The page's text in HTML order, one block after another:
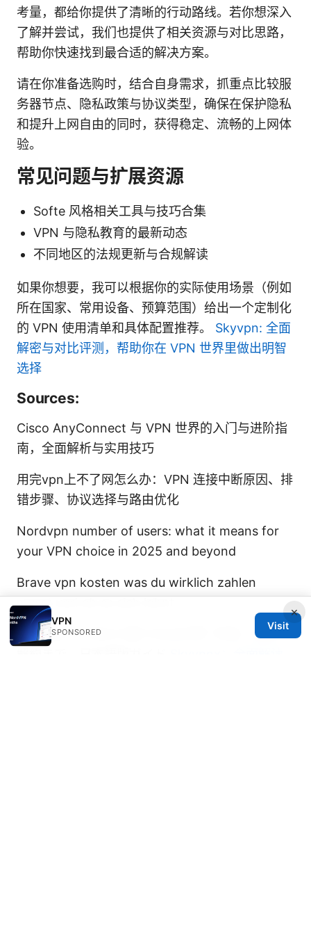
考量，都给你提供了清晰的行动路线。若你想深入
了解并尝试，我们也提供了相关资源与对比思路，
帮助你快速找到最合适的解决方案。
请在你准备选购时，结合自身需求，抓重点比较服
务器节点、隐私政策与协议类型，确保在保护隐私
和提升上网自由的同时，获得稳定、流畅的上网体
验。
常见问题与扩展资源
Softe 风格相关工具与技巧合集
VPN 与隐私教育的最新动态
不同地区的法规更新与合规解读
如果你想要，我可以根据你的实际使用场景（例如
所在国家、常用设备、预算范围）给出一个定制化
的 VPN 使用清单和具体配置推荐。 Skyvpn: 全面
解密与对比评测，帮助你在 VPN 世界里做出明智
选择
Sources:
Cisco AnyConnect 与 VPN 世界的入门与进阶指
南，全面解析与实用技巧
用完vpn上不了网怎么办：VPN 连接中断原因、排
错步骤、协议选择与路由优化
Nordvpn number of users: what it means for
your VPN choice in 2025 and beyond
Brave vpn kosten was du wirklich zahlen
musst und ob es sich lohnt
Nordvpn 1ヶ月だけ使うのはお得？料金・登録・
×
VPN
SPONSORED
Visit